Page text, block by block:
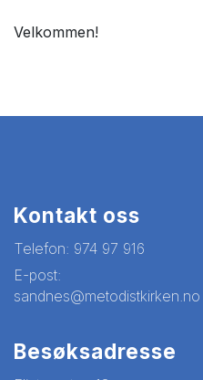
Velkommen!
Kontakt oss
Telefon: 974 97 916
E-post:
sandnes@metodistkirken.no
Besøksadresse